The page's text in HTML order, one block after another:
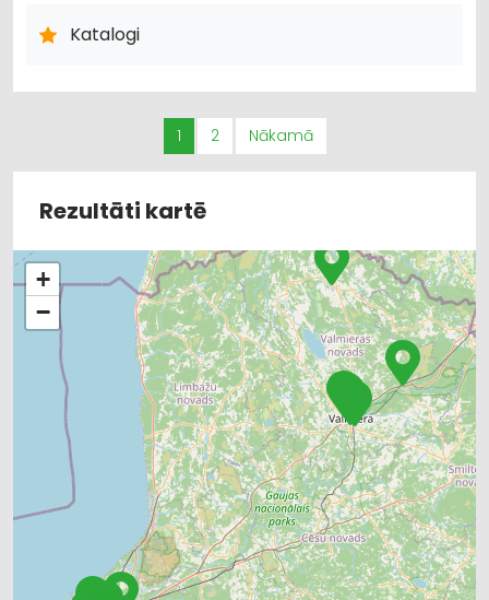
KRĀSAS, LAKAS, BŪVĶĪMIJA: TIRDZNIECĪBA
KRĀSAS, LAKAS, BŪVĶĪMIJA: VAIRUMTIRDZNIECĪBA
APDARES MATERIĀLI: VAIRUMTIRDZNIECĪBA
DURVIS, LOGI
APDARES MATERIĀLI: TIRDZNIECĪBA
CELTNIECĪBAS UN REMONTA DARBI
APDARES DARBI
UGUNSDZĒSĪBAS UN UGUNSAIZSARDZĪBAS LĪDZEKĻI
Katalogi
1 2 Nākamā
Rezultāti kartē
+
−